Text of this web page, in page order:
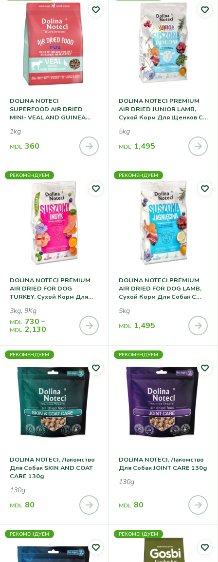
DOLINA NOTECI
SUPERFOOD AIR DRIED
MINI- VEAL AND GUINEA
Собак Мелких Пород С
Телятиной И Цесаркой
1kg
MDL 360
DOLINA NOTECI PREMIUM
AIR DRIED JUNIOR LAMB,
Сухой Корм Для Щенков С
5kg
MDL 1,495
РЕКОМЕНДУЕМ
DOLINA NOTECI PREMIUM
AIR DRIED FOR DOG
TURKEY, Сухой Корм Для
3kg, 9Kg
MDL 730 –
MDL 2,130
РЕКОМЕНДУЕМ
DOLINA NOTECI PREMIUM
AIR DRIED FOR DOG LAMB,
Сухой Корм Для Собак С
5kg
MDL 1,495
РЕКОМЕНДУЕМ
DOLINA NOTECI, Лакомство
Для Собак SKIN AND COAT
CARE 130g
130g
MDL 80
РЕКОМЕНДУЕМ
DOLINA NOTECI, Лакомство
Для Собак JOINT CARE 130g
130g
MDL 80
РЕКОМЕНДУЕМ РЕКОМЕНДУЕМ